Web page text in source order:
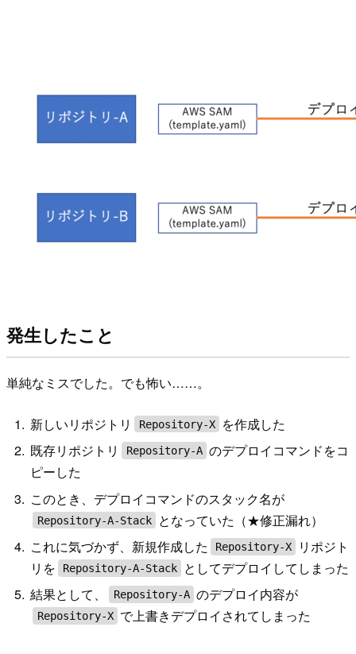
発生したこと
単純なミスでした。でも怖い……。
新しいリポジトリ Repository-X
を作成した
既存リポジトリ
Repository-A のデプロイコマンドをコ
ピーした
このとき、デプロイコマンドのスタック名が
Repository-A-Stack
となっていた（★修正漏れ）
これに気づかず、新規作成した
Repository-X
リポジト
リを
Repository-A-Stack
としてデプロイしてしまった
結果として、
Repository-A のデプロイ内容が
Repository-X で上書きデプロイされてしまった